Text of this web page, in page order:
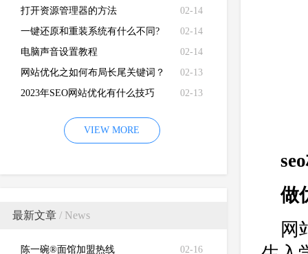
02-14
打开资源管理器的方法
02-14
一键还原和重装系统有什么不同?
02-14
电脑声音设置教程
02-13
网站优化之如何布局长尾关键词？
02-13
2023年SEO网站优化有什么技巧
VIEW MORE
最新文章 / News
02-16
陈一碗®面馆加盟热线
做
网